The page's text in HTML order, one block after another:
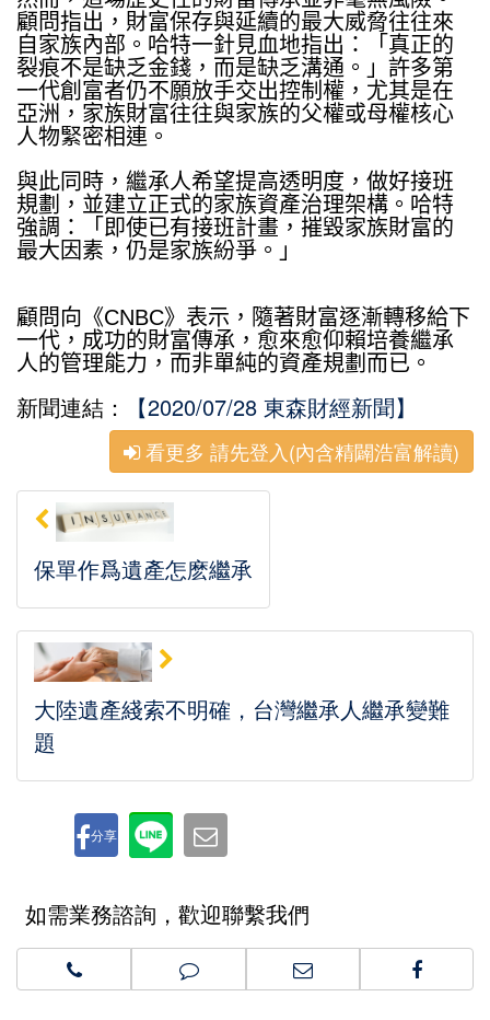
顧問指出，財富保存與延續的最大威脅往往來
自家族內部。哈特一針見血地指出：「真正的
裂痕不是缺乏金錢，而是缺乏溝通。」許多第
一代創富者仍不願放手交出控制權，尤其是在
亞洲，家族財富往往與家族的父權或母權核心
人物緊密相連。
與此同時，繼承人希望提高透明度，做好接班
規劃，並建立正式的家族資產治理架構。哈特
強調：「即使已有接班計畫，摧毀家族財富的
最大因素，仍是家族紛爭。」
顧問向《CNBC》表示，隨著財富逐漸轉移給下
一代，成功的財富傳承，愈來愈仰賴培養繼承
人的管理能力，而非單純的資產規劃而已。
新聞連結：
【2020/07/28 東森財經新聞】
看更多 請先登入(內含精闢浩富解讀)
保單作爲遺產怎麽繼承
大陸遺產綫索不明確，台灣繼承人繼承變難
題
分享
如需業務諮詢，歡迎聯繫我們